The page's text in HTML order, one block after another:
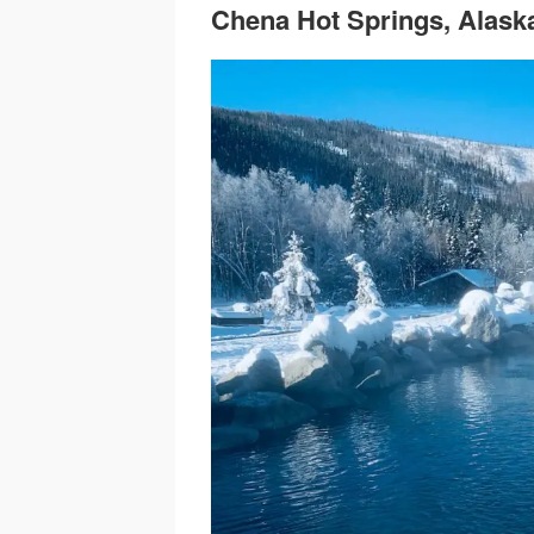
Chena Hot Springs,